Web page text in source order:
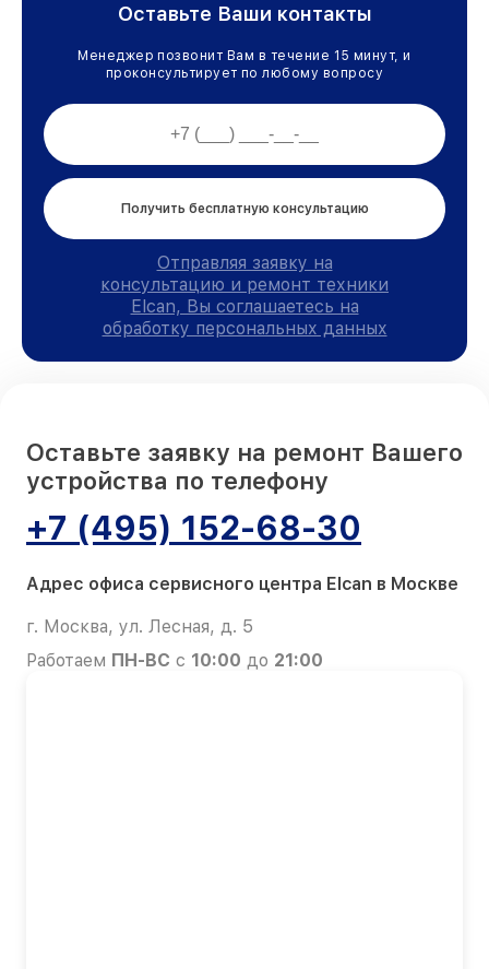
Оставьте Ваши контакты
Менеджер позвонит Вам в течение 15 минут, и
проконсультирует по любому вопросу
Получить бесплатную консультацию
Отправляя заявку на
консультацию и ремонт техники
Elcan, Вы соглашаетесь на
обработку персональных данных
Оставьте заявку на ремонт Вашего
устройства по телефону
+7 (495) 152-68-30
Адрес офиса сервисного центра Elcan в Москве
г. Москва, ул. Лесная, д. 5
Работаем ПН-ВС с 10:00 до 21:00